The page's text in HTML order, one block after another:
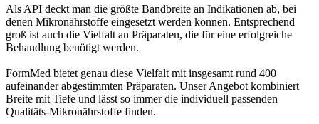
Als API deckt man die größte Bandbreite an Indikationen ab, bei
denen Mikronährstoffe eingesetzt werden können. Entsprechend
groß ist auch die Vielfalt an Präparaten, die für eine erfolgreiche
Behandlung benötigt werden.
FormMed bietet genau diese Vielfalt mit insgesamt rund 400
aufeinander abgestimmten Präparaten. Unser Angebot kombiniert
Breite mit Tiefe und lässt so immer die individuell passenden
Qualitäts-Mikronährstoffe finden.